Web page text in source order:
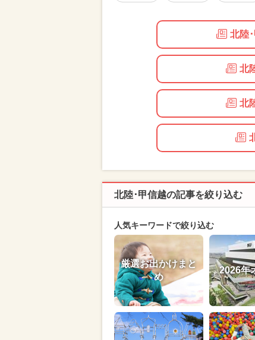
北陸
北
北
北陸･甲信越の記事を絞り込む
人気キーワードで絞り込む
厳選お出かけまと
め
2026年